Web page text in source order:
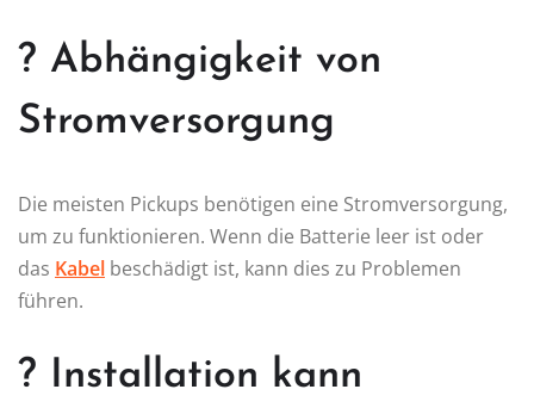
? Abhängigkeit von
Stromversorgung
Die meisten Pickups benötigen eine Stromversorgung,
um zu funktionieren. Wenn die Batterie leer ist oder
das Kabel beschädigt ist, kann dies zu Problemen
führen.
? Installation kann